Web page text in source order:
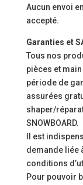
Aucun envoi
accepté.
Garanties et
Tous nos
pièces et
période de
assurées
shaper/
SNOWBOARD.
Il est
demande liée
conditions
Pour pouvoir